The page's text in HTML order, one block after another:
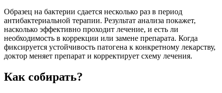
Образец на бактерии сдается несколько раз в период
антибактериальной терапии. Результат анализа покажет,
насколько эффективно проходит лечение, и есть ли
необходимость в коррекции или замене препарата. Когда
фиксируется устойчивость патогена к конкретному лекарству,
доктор меняет препарат и корректирует схему лечения.
Как собирать?